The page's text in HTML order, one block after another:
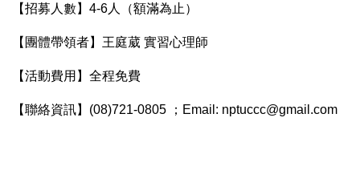
【招募人數】4-6人（額滿為止）
【團體帶領者】王庭葳 實習心理師
【活動費用】全程免費
【聯絡資訊】(08)721-0805 ；Email: nptuccc@gmail.com